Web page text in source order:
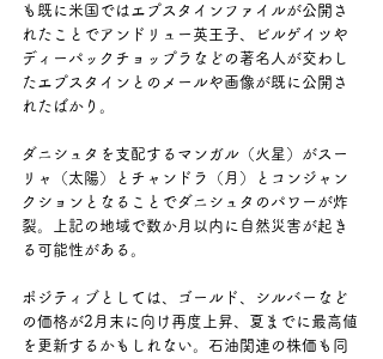
も既に米国ではエプスタインファイルが公開さ
れたことでアンドリュー英王子、ビルゲイツや
ディーパックチョップラなどの著名人が交わし
たエプスタインとのメールや画像が既に公開さ
れたばかり。
ダニシュタを支配するマンガル（火星）がスー
リャ（太陽）とチャンドラ（月）とコンジャン
クションとなることでダニシュタのパワーが炸
裂。上記の地域で数か月以内に自然災害が起き
る可能性がある。
ポジティブとしては、ゴールド、シルバーなど
の価格が2月末に向け再度上昇、夏までに最高値
を更新するかもしれない。石油関連の株価も同